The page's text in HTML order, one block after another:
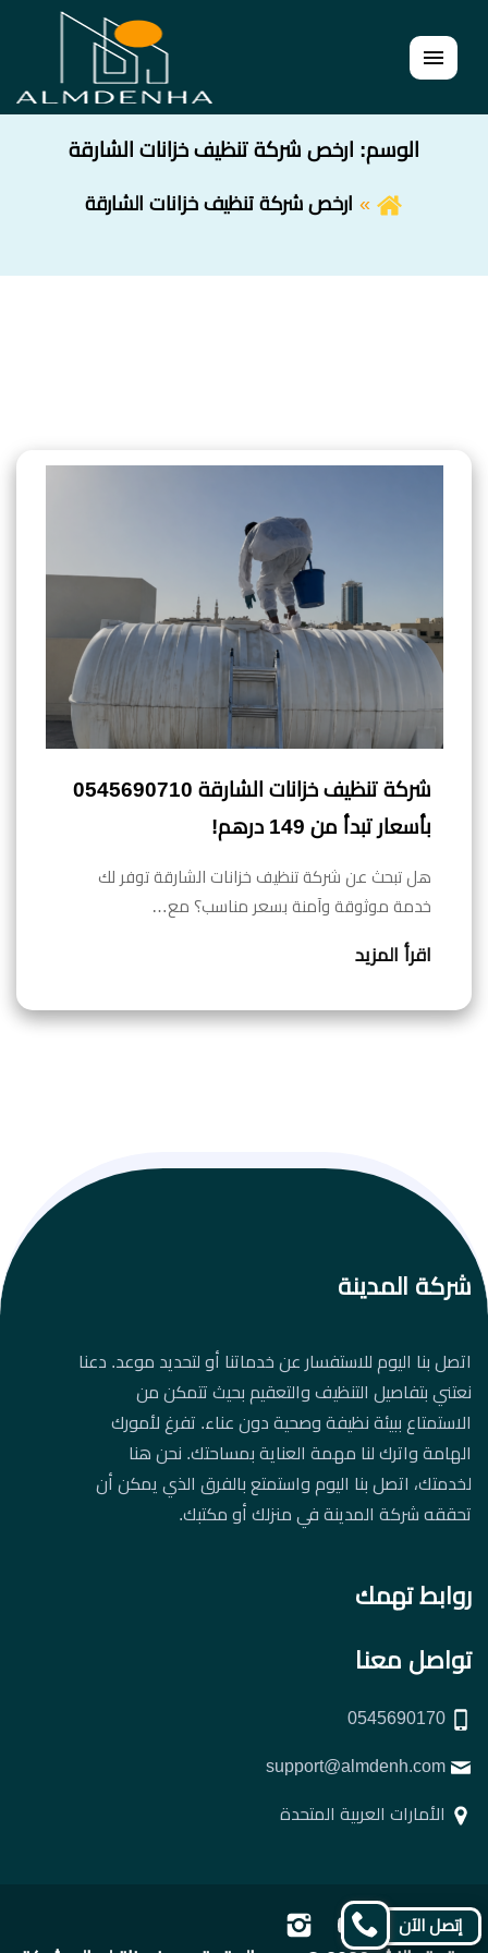
القائمة
الوسم: ارخص شركة تنظيف خزانات الشارقة
ارخص شركة تنظيف خزانات الشارقة
شركة تنظيف خزانات الشارقة 0545690710
بأسعار تبدأ من 149 درهم!
هل تبحث عن شركة تنظيف خزانات الشارقة توفر لك
خدمة موثوقة وآمنة بسعر مناسب؟ مع…
اقرأ المزيد
شركة المدينة
اتصل بنا اليوم للاستفسار عن خدماتنا أو لتحديد موعد. دعنا
نعتني بتفاصيل التنظيف والتعقيم بحيث تتمكن من
الاستمتاع ببيئة نظيفة وصحية دون عناء. تفرغ لأمورك
الهامة واترك لنا مهمة العناية بمساحتك. نحن هنا
لخدمتك، اتصل بنا اليوم واستمتع بالفرق الذي يمكن أن
تحققه شركة المدينة في منزلك أو مكتبك.
روابط تهمك
تواصل معنا
الأمارات العربية المتحدة
تابعنا
تابعنا
تابعنا
إتصل الآن